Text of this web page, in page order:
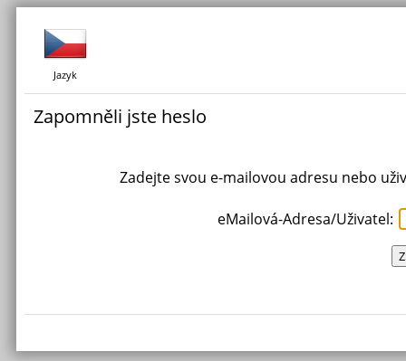
Zapomněli jste heslo
Jazyk
Zadejte svou e-mailovou adresu nebo
eMailová-Adresa/Uživatel: